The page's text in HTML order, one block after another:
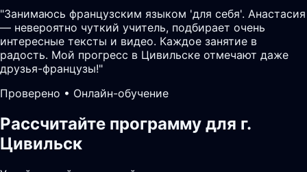
"Занимаюсь французским языком 'для себя'. Анастасия
— невероятно чуткий учитель, подбирает очень
интересные тексты и видео. Каждое занятие в
радость. Мой прогресс в Цивильске отмечают даже
друзья-французы!"
Проверено • Онлайн-обучение
Рассчитайте программу для г.
Цивильск